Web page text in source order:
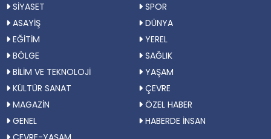
SİYASET
SPOR
ASAYİŞ
DÜNYA
EĞİTİM
YEREL
BÖLGE
SAĞLIK
BİLİM VE TEKNOLOJİ
YAŞAM
KÜLTÜR SANAT
ÇEVRE
MAGAZİN
ÖZEL HABER
GENEL
HABERDE İNSAN